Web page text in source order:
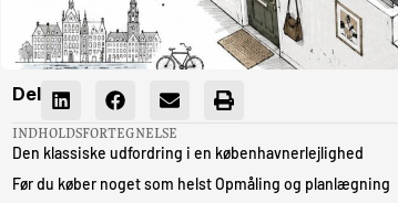
Del
INDHOLDSFORTEGNELSE
Den klassiske udfordring i en københavnerlejlighed
Før du køber noget som helst Opmåling og planlægning